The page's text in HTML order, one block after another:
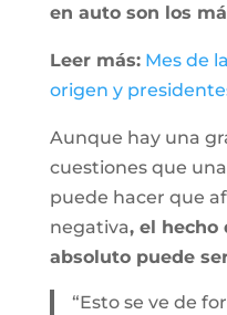
en auto son los
Leer más: Mes de
origen y
Aunque hay una
cuestiones que
puede hacer que
negativa, el hecho
absoluto puede
“Esto se ve de